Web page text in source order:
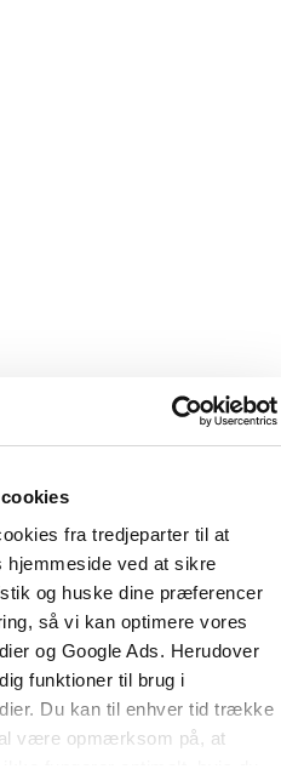
fra tredjeparter til at
hjemmeside ved at sikre
og huske dine præferencer
så vi kan optimere vores
og Google Ads. Herudover
funktioner til brug i
Du kan til enhver tid trække
være opmærksom på, at